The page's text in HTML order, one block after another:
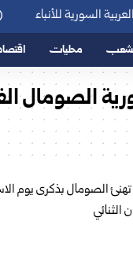
محليات
الصومال